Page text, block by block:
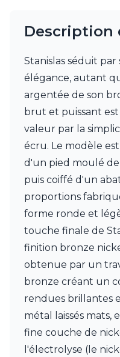
AXIS71
Baulmann Leuchten
bpe:LICHT
Brand Von Egmond
Charlot&Cie
Concept Verre
CVL Luminaires
Edito Paris
Elstead Lighting
Estro
Ferroluce
Ferroluce Classic
Fine Art Lamps
Fontini
Gau Lighting
HARTE
Hind Rabii
Hisle
Holtkötter
Italamp
Jacques Garcia
Stanislas séduit par
élégance, autant
argentée de son
brut et puissant
valeur par la
écru. Le modèle
d'un pied moulé
puis coiffé d'un
proportions
forme ronde et
touche finale de
finition bronze
obtenue par un
bronze créant un
rendues brillantes
métal laissés mats,
fine couche de
l'électrolyse (le